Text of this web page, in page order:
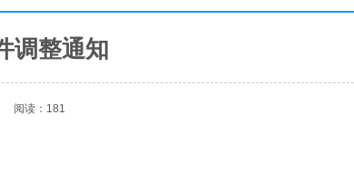
调整通知
阅读：181